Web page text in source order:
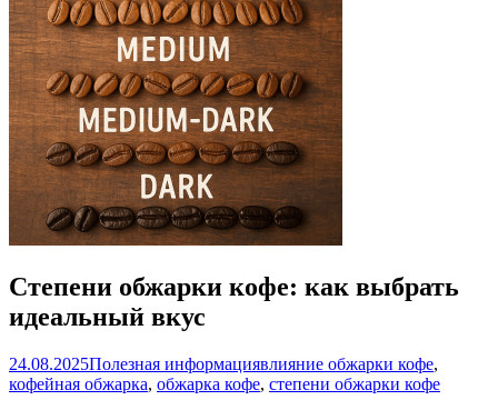
Степени обжарки кофе: как выбрать
идеальный вкус
24.08.2025Полезная информациявлияние обжарки кофе,
кофейная обжарка, обжарка кофе, степени обжарки кофе